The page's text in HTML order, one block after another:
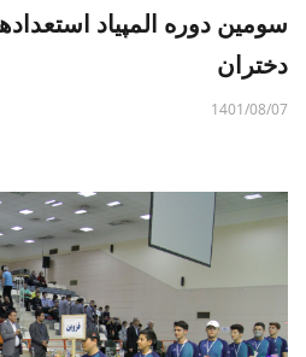
سومین دوره المپیاد
دختران
1401/08/07